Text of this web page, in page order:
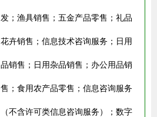
发；渔具销售；五金产品零售；礼品
花卉销售；信息技术咨询服务；日用
品销售；日用杂品销售；办公用品销
售；食用农产品零售；信息咨询服务
（不含许可类信息咨询服务）；数字